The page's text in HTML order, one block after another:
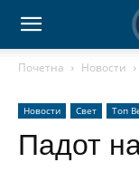
Почетна Новости
Новости Свет Топ
Падот